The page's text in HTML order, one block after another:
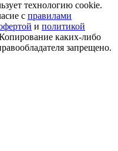
технологию cookie.
с правилами
и политикой
каких-либо
запрещено.